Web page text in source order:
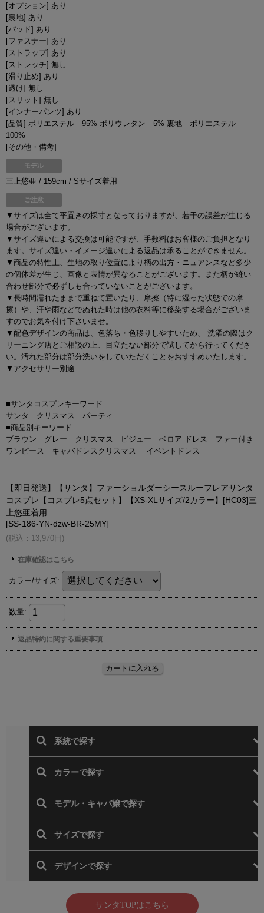
[オプション] あり
[裏地] あり
[パッド] あり
[ファスナー] あり
[ストラップ] あり
[ストレッチ] 無し
[滑り止め] あり
[透け] 無し
[スリット] 無し
[インナーパンツ] あり
[品質] ポリエステル 95% ポリウレタン 5% 裏地 ポリエステル
100%
[その他・備考]
モデル
三上悠亜 / 159cm / Sサイズ着用
ご注意
▼サイズは全て平置きの採寸となっておりますが、若干の誤差が生じる
場合がございます。
▼サイズ違いによる交換は可能ですが、手数料はお客様のご負担となり
ます。サイズ違い・イメージ違いによる返品は承ることができません。
▼商品の特性上、生地の取り位置により柄の出方・ニュアンスなど多少
の個体差が生じ、画像と表情が異なることがございます。また柄が縫い
合わせ部分で必ずしも合っていないことがございます。
▼長時間濡れたままで重ねて置いたり、摩擦（特に湿った状態での摩
擦）や、汗や雨などでぬれた時は他の衣料等に移染する場合がございま
すのでお気を付け下さいませ。
▼配色デザインの商品は、色落ち・色移りしやすいため、 洗濯の際はク
リーニング店とご相談の上、目立たない部分で試してから行ってくださ
い。汚れた部分は部分洗いをしていただくことをおすすめいたします。
▼アクセサリー別途
■サンタコスプレキーワード
サンタ クリスマス パーティ
■商品別キーワード
ブラウン グレー クリスマス ビジュー ベロア ドレス ファー付き
ワンピース キャバドレスクリスマス イベントドレス